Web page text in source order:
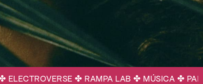
✤ RAMPA LAB ✤ MÚSICA ✤